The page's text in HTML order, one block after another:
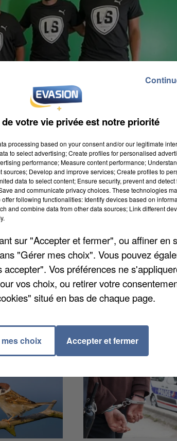
et son interdiction de la CAN
l'Equipe 80, compte donc
a indiqué vouloir interdire la
de 50.000 euros ont été constatés
, recueille déjà plus d'une centaine de
votre vie privée est notre priorité
processing based on your consent and/or our legitimate
to select advertising; Create profiles for personalised
performance; Measure content performance;
sources; Develop and improve services; Create profiles to
data to select content; Ensure security, prevent and
and communicate privacy choices. These technologies
following functionalities: Identify devices based on
and combine data from other data sources; Link different
sur "Accepter et fermer", ou affiner en
"Gérer mes choix". Vous pouvez
Vos préférences ne
vos choix, ou retirer votre
situé en bas de chaque page.
mes choix Accepter et fermer